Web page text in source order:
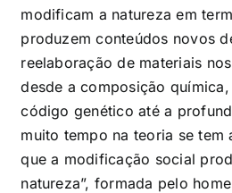
modificam a natureza em
produzem conteúdos novos
reelaboração de materiais
desde a composição
código genético até a
muito tempo na teoria se tem
que a modificação social
natureza”, formada pelo